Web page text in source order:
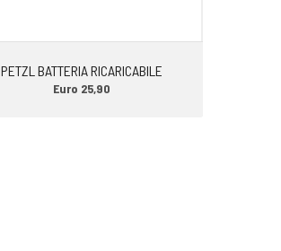
PETZL BATTERIA RICARICABILE
Euro 25,90